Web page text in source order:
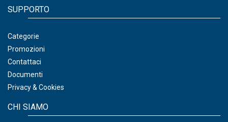
SUPPORTO
Categorie
Promozioni
Contattaci
Documenti
Privacy & Cookies
CHI SIAMO